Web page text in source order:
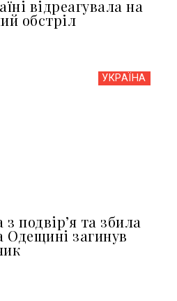
відреагувала на
обстріл
УКРАЇНА
подвір’я та збила
Одещині загинув